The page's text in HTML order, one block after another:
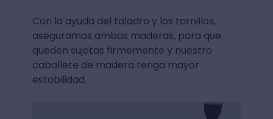
Con la ayuda del taladro y los tornillos,
aseguramos ambas maderas, para que
queden sujetas firmemente y nuestro
caballete de madera tenga mayor
estabilidad.